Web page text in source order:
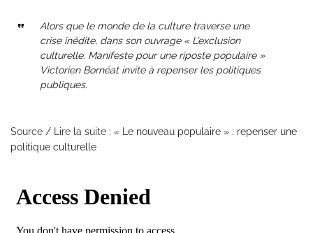
Alors que le monde de la culture traverse une
crise inédite, dans son ouvrage « L’exclusion
culturelle. Manifeste pour une riposte populaire »
Victorien Bornéat invite à repenser les politiques
publiques.
Source / Lire la suite : «
Le nouveau populaire » : repenser une
politique culturelle